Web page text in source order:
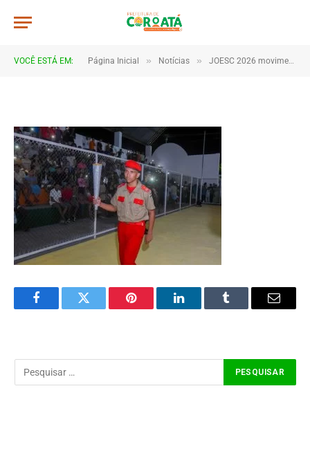
VOCÊ ESTÁ EM: Página Inicial » Notícias » JOESC 2026 movimenta escolas e reúne estudantes em grande celebração do esporte em Coroatá
JWR_8225
FacebookTwitter Pinterest LinkedInTumblr Email